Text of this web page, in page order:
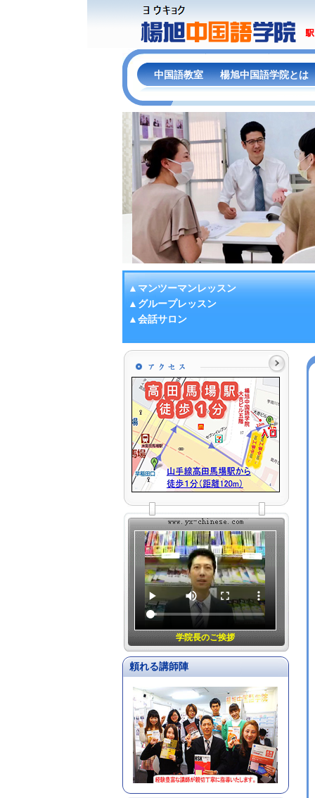
中国語教室 楊旭中国語学院とは
▲マンツーマンレッスン
▲グループレッスン
▲会話サロン
学院長のご挨拶
頼れる講師陣